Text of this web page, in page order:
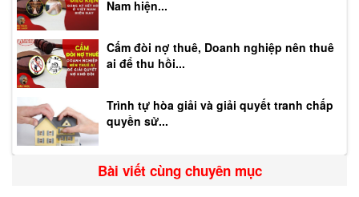
Nam hiện...
Cấm đòi nợ thuê, Doanh nghiệp nên thuê
ai để thu hồi...
Trình tự hòa giải và giải quyết tranh chấp
quyền sử...
Bài viết cùng chuyên mục